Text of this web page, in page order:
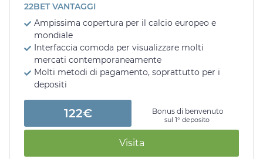
22BET VANTAGGI
Ampissima copertura per il calcio europeo e
mondiale
Interfaccia comoda per visualizzare molti
mercati contemporaneamente
Molti metodi di pagamento, soprattutto per i
depositi
122€ Bonus di benvenuto
sul 1° deposito
Visita